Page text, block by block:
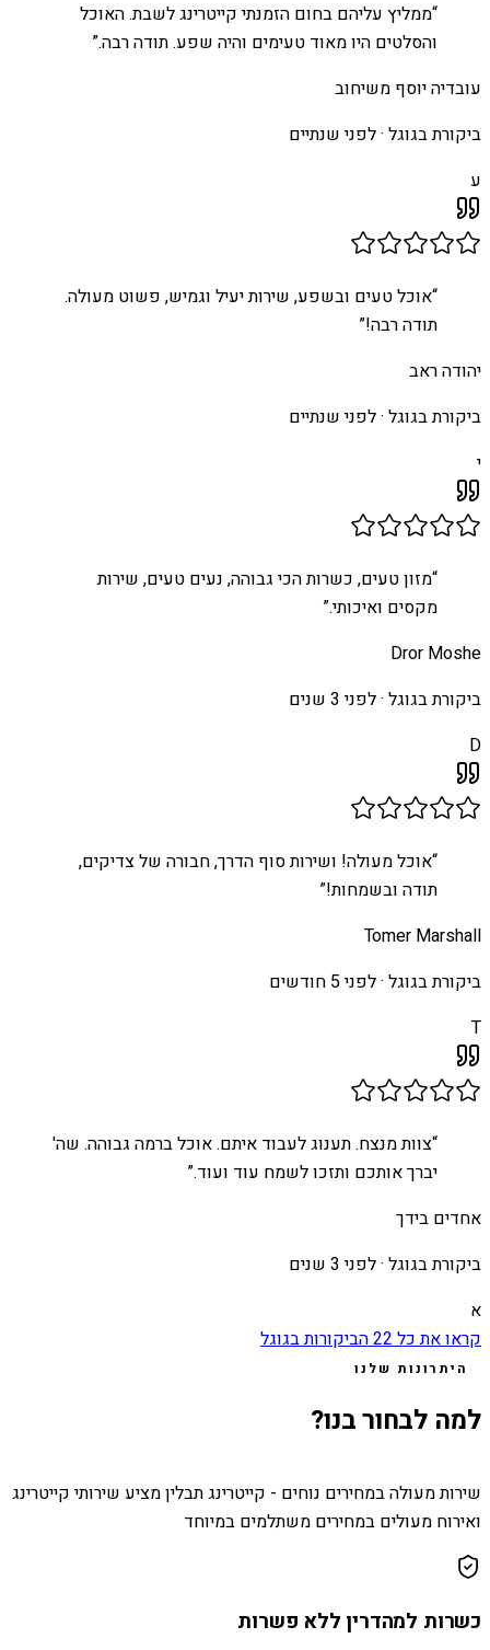
“ממליץ עליהם בחום הזמנתי קייטרינג לשבת. האוכל
והסלטים היו מאוד טעימים והיה שפע. תודה רבה.”
עובדיה יוסף משיחוב
ביקורת בגוגל ·לפני שנתיים
ע
“אוכל טעים ובשפע, שירות יעיל וגמיש, פשוט מעולה.
תודה רבה!”
יהודה ראב
ביקורת בגוגל ·לפני שנתיים
י
“מזון טעים, כשרות הכי גבוהה, נעים טעים, שירות
מקסים ואיכותי.”
Dror Moshe
ביקורת בגוגל ·לפני 3 שנים
D
“אוכל מעולה! ושירות סוף הדרך, חבורה של צדיקים,
תודה ובשמחות!”
Tomer Marshall
ביקורת בגוגל ·לפני 5 חודשים
T
“צוות מנצח. תענוג לעבוד איתם. אוכל ברמה גבוהה. שה'
יברך אותכם ותזכו לשמח עוד ועוד.”
אחדים בידך
ביקורת בגוגל ·לפני 3 שנים
א
קראו את כל22הביקורות בגוגל
היתרונות שלנו
למה לבחור בנו?
שירות מעולה במחירים נוחים - קייטרינג תבלין מציע שירותי קייטרינג
ואירוח מעולים במחירים משתלמים במיוחד
כשרות למהדרין ללא פשרות